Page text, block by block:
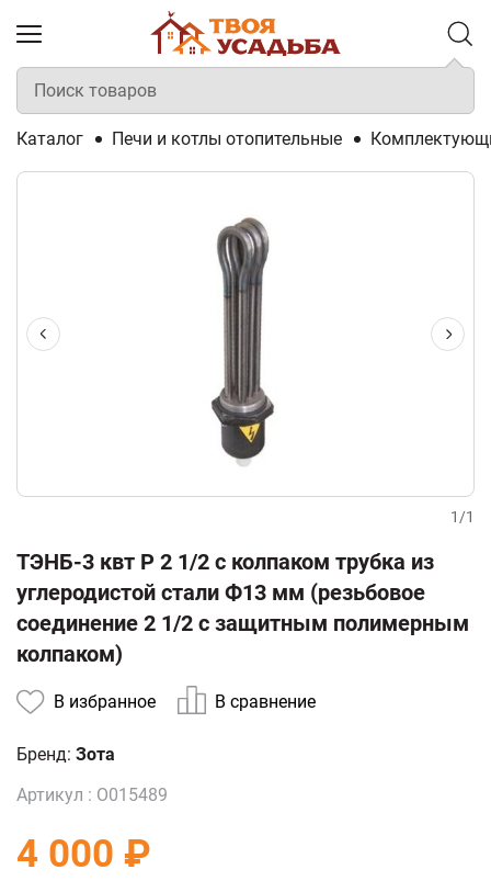
Каталог Печи и котлы отопительные
1/1
ТЭНБ-3 квт Р 2 1/2 с колпаком трубка из
углеродистой стали Ф13 мм (резьбовое
соединение 2 1/2 с защитным полимерным
колпаком)
В избранное В сравнение
Бренд: Зота
Артикул : О015489
4 000 ₽